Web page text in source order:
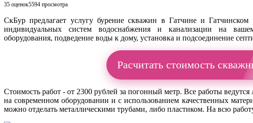
35 оценок5594 просмотра
СкБур предлагает услугу бурение скважин в Гатчине и
индивидуальных систем водоснабжения и канализации на
оборудования, подведение воды к дому, установка и подсоединение
Расчитать стоимость
Стоимость работ - от 2300 рублей за погонный метр. Все работы
на современном оборудовании и с использованием качественных
можно отделать металлическими трубами, либо пластиком. На всю